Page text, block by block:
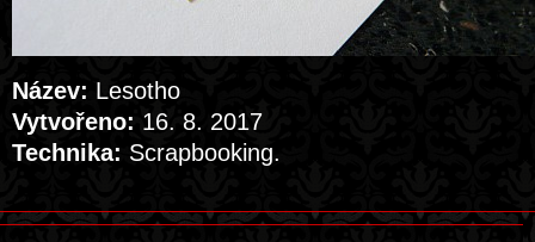
Název: Lesotho
Vytvořeno: 16. 8. 2017
Technika: Scrapbooking.